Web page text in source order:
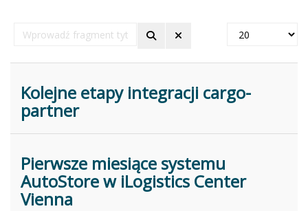
Wprowadź
fragment
Pokaż
Kolejne etapy integracji cargo-
partner
Pierwsze miesiące systemu
AutoStore w iLogistics Center
Vienna